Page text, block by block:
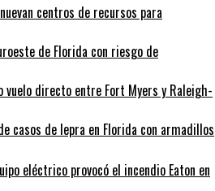
centros de recursos para
de Florida con riesgo de
vuelo directo entre Fort Myers y Raleigh-
casos de lepra en Florida con armadillos
eléctrico provocó el incendio Eaton en